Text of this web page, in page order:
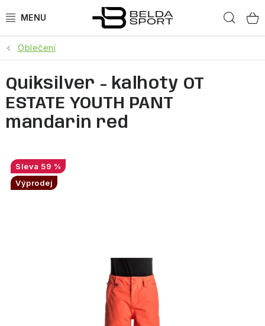
na
SPORTY
BĚH
OBLEČENÍ
Oblečení
Quiksilver - kalhoty OT
ESTATE YOUTH PANT
mandarin red
59 %
Výprodej